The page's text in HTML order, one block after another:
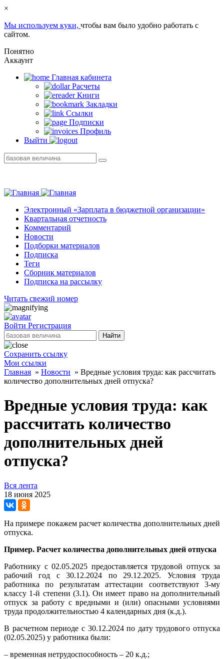
×
Мы используем куки, чтобы вам было удобно работать с
сайтом.
Понятно
Аккаунт
Главная кабинетa
Расчеты
Книги
Закладки
Ссылки
Подписки
Профиль
Выйти
Электронный «Зарплата в бюджетной организации»
Квартальная отчетность
Комментарий
Новости
Подборки материалов
Подписка
Теги
Сборник материалов
Подписка на рассылку
Читать свежий номер
Войти Регистрация
Найти
Сохранить ссылку
Мои ссылки
Главная » Новости » Вредные условия труда: как рассчитать
количество дополнительных дней отпуска?
Вредные условия труда: как
рассчитать количество
дополнительных дней
отпуска?
Вся лента
18 июня 2025
На примере покажем расчет количества дополнительных дней
отпуска.
Пример. Расчет количества дополнительных дней отпуска
Работнику с 02.05.2025 предоставляется трудовой отпуск за
рабочий год с 30.12.2024 по 29.12.2025. Условия труда
работника по результатам аттестации соответствуют 3-му
классу 1-й степени (3.1). Он имеет право на дополнительный
отпуск за работу с вредными и (или) опасными условиями
труда продолжительностью 4 календарных дня (к.д.).
В расчетном периоде с 30.12.2024 по дату трудового отпуска
(02.05.2025) у работника были:
– временная нетрудоспособность – 20 к.д.;